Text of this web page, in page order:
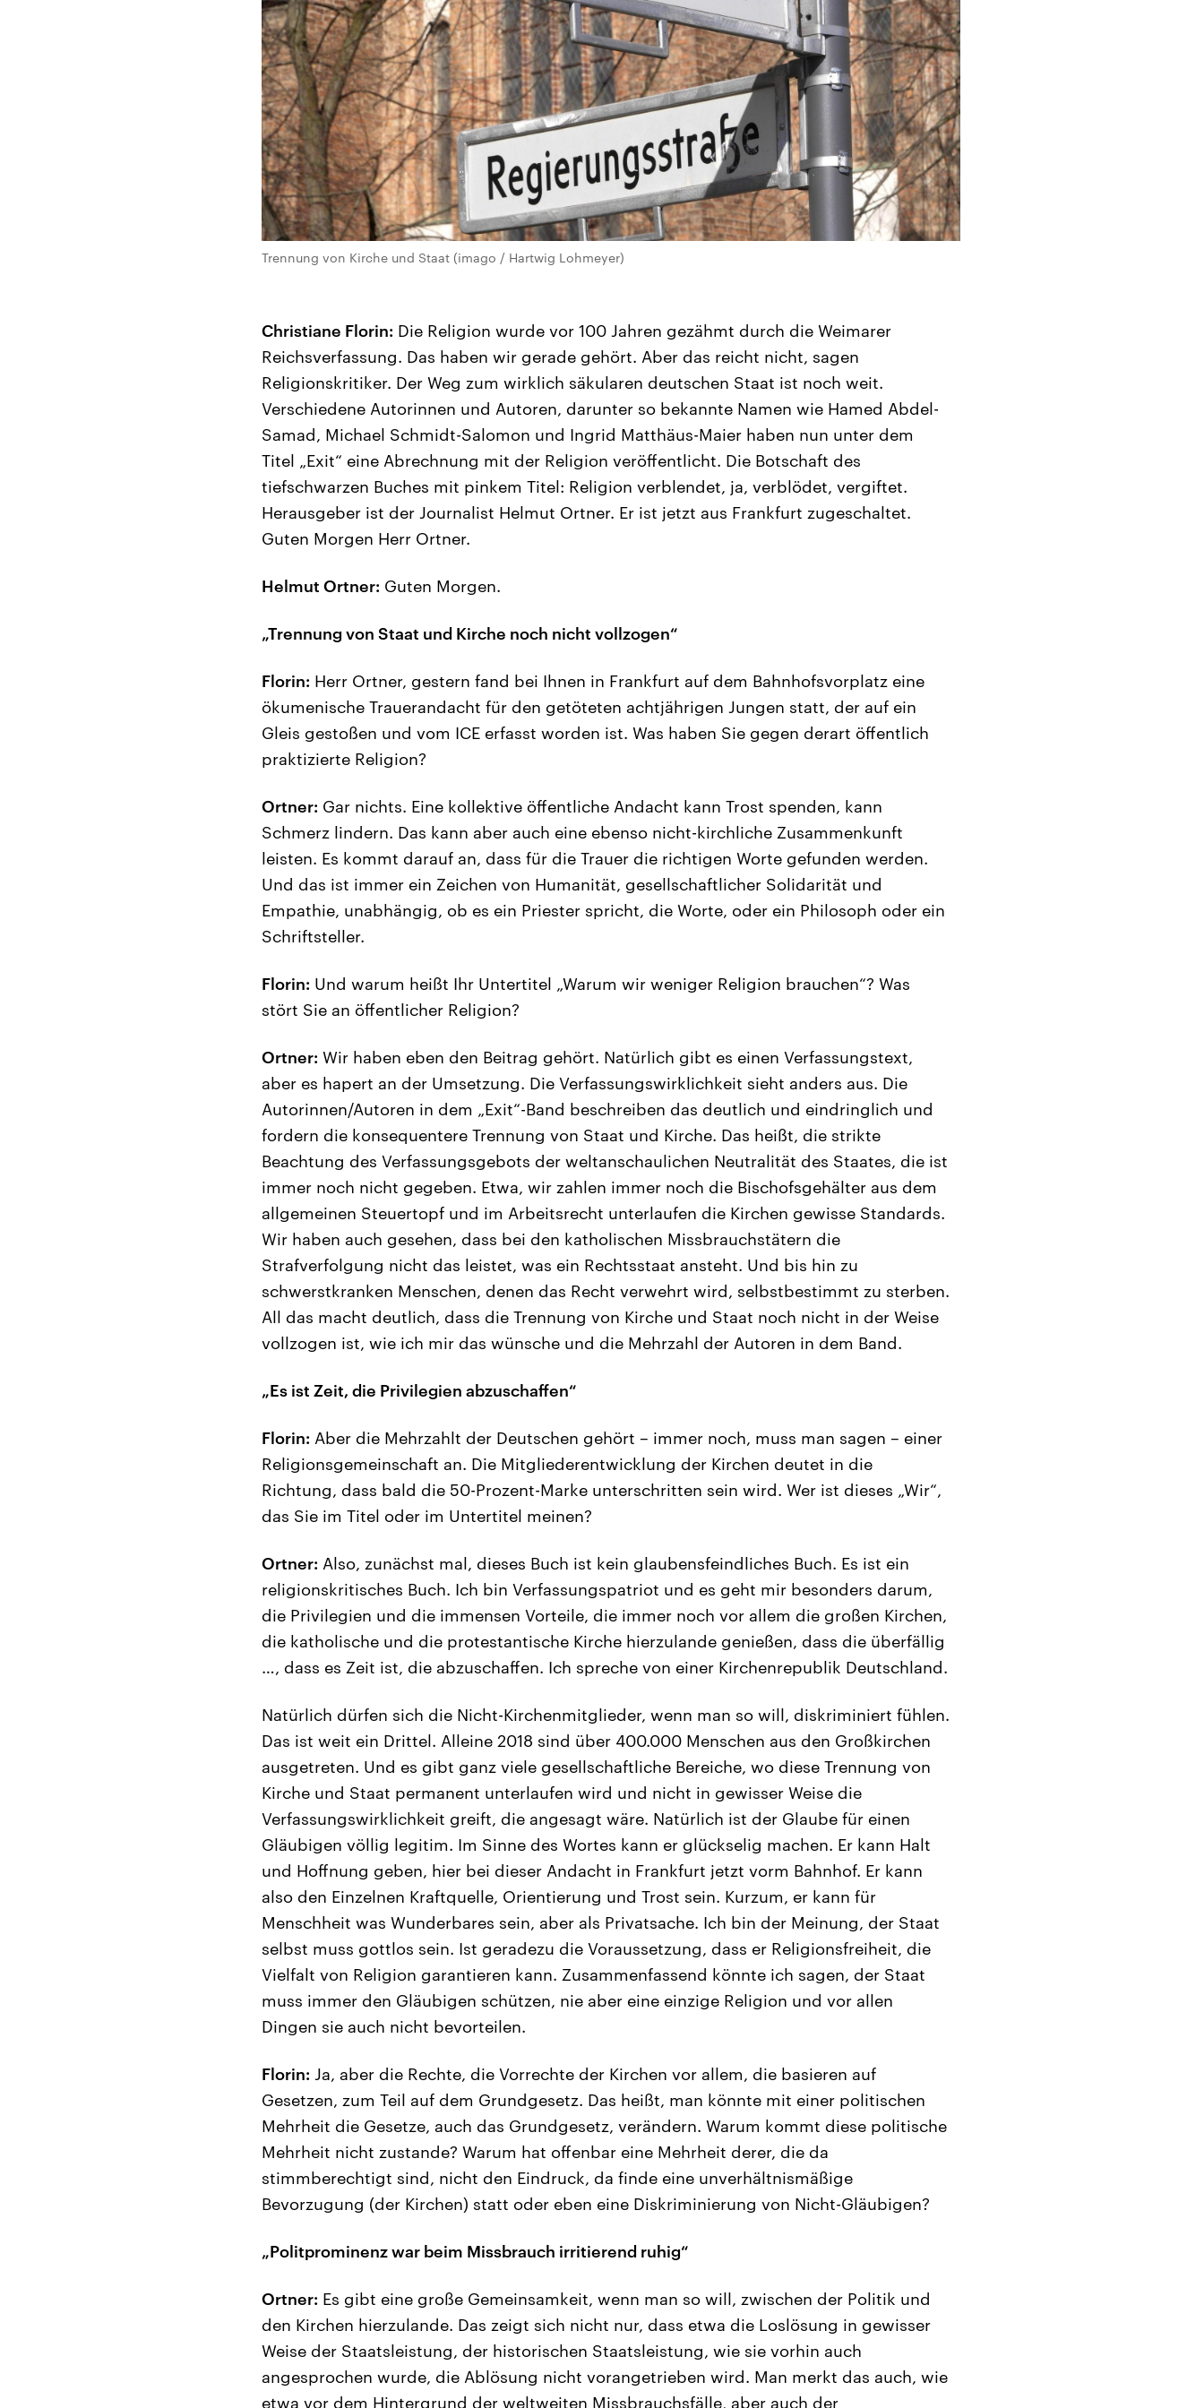
Trennung von Kirche und Staat (imago / Hartwig Lohmeyer)
Christiane Florin: Die Religion wurde vor 100 Jahren gezähmt durch die Weimarer
Reichsverfassung. Das haben wir gerade gehört. Aber das reicht nicht, sagen
Religionskritiker. Der Weg zum wirklich säkularen deutschen Staat ist noch weit.
Verschiedene Autorinnen und Autoren, darunter so bekannte Namen wie Hamed Abdel-
Samad, Michael Schmidt-Salomon und Ingrid Matthäus-Maier haben nun unter dem
Titel „Exit“ eine Abrechnung mit der Religion veröffentlicht. Die Botschaft des
tiefschwarzen Buches mit pinkem Titel: Religion verblendet, ja, verblödet, vergiftet.
Herausgeber ist der Journalist Helmut Ortner. Er ist jetzt aus Frankfurt zugeschaltet.
Guten Morgen Herr Ortner.
Helmut Ortner: Guten Morgen.
„Trennung von Staat und Kirche noch nicht vollzogen“
Florin: Herr Ortner, gestern fand bei Ihnen in Frankfurt auf dem Bahnhofsvorplatz eine
ökumenische Trauerandacht für den getöteten achtjährigen Jungen statt, der auf ein
Gleis gestoßen und vom ICE erfasst worden ist. Was haben Sie gegen derart öffentlich
praktizierte Religion?
Ortner: Gar nichts. Eine kollektive öffentliche Andacht kann Trost spenden, kann
Schmerz lindern. Das kann aber auch eine ebenso nicht-kirchliche Zusammenkunft
leisten. Es kommt darauf an, dass für die Trauer die richtigen Worte gefunden werden.
Und das ist immer ein Zeichen von Humanität, gesellschaftlicher Solidarität und
Empathie, unabhängig, ob es ein Priester spricht, die Worte, oder ein Philosoph oder ein
Schriftsteller.
Florin: Und warum heißt Ihr Untertitel „Warum wir weniger Religion brauchen“? Was
stört Sie an öffentlicher Religion?
Ortner: Wir haben eben den Beitrag gehört. Natürlich gibt es einen Verfassungstext,
aber es hapert an der Umsetzung. Die Verfassungswirklichkeit sieht anders aus. Die
Autorinnen/Autoren in dem „Exit“-Band beschreiben das deutlich und eindringlich und
fordern die konsequentere Trennung von Staat und Kirche. Das heißt, die strikte
Beachtung des Verfassungsgebots der weltanschaulichen Neutralität des Staates, die ist
immer noch nicht gegeben. Etwa, wir zahlen immer noch die Bischofsgehälter aus dem
allgemeinen Steuertopf und im Arbeitsrecht unterlaufen die Kirchen gewisse Standards.
Wir haben auch gesehen, dass bei den katholischen Missbrauchstätern die
Strafverfolgung nicht das leistet, was ein Rechtsstaat ansteht. Und bis hin zu
schwerstkranken Menschen, denen das Recht verwehrt wird, selbstbestimmt zu sterben.
All das macht deutlich, dass die Trennung von Kirche und Staat noch nicht in der Weise
vollzogen ist, wie ich mir das wünsche und die Mehrzahl der Autoren in dem Band.
„Es ist Zeit, die Privilegien abzuschaffen“
Florin: Aber die Mehrzahlt der Deutschen gehört – immer noch, muss man sagen – einer
Religionsgemeinschaft an. Die Mitgliederentwicklung der Kirchen deutet in die
Richtung, dass bald die 50-Prozent-Marke unterschritten sein wird. Wer ist dieses „Wir“,
das Sie im Titel oder im Untertitel meinen?
Ortner: Also, zunächst mal, dieses Buch ist kein glaubensfeindliches Buch. Es ist ein
religionskritisches Buch. Ich bin Verfassungspatriot und es geht mir besonders darum,
die Privilegien und die immensen Vorteile, die immer noch vor allem die großen Kirchen,
die katholische und die protestantische Kirche hierzulande genießen, dass die überfällig
…, dass es Zeit ist, die abzuschaffen. Ich spreche von einer Kirchenrepublik Deutschland.
Natürlich dürfen sich die Nicht-Kirchenmitglieder, wenn man so will, diskriminiert fühlen.
Das ist weit ein Drittel. Alleine 2018 sind über 400.000 Menschen aus den Großkirchen
ausgetreten. Und es gibt ganz viele gesellschaftliche Bereiche, wo diese Trennung von
Kirche und Staat permanent unterlaufen wird und nicht in gewisser Weise die
Verfassungswirklichkeit greift, die angesagt wäre. Natürlich ist der Glaube für einen
Gläubigen völlig legitim. Im Sinne des Wortes kann er glückselig machen. Er kann Halt
und Hoffnung geben, hier bei dieser Andacht in Frankfurt jetzt vorm Bahnhof. Er kann
also den Einzelnen Kraftquelle, Orientierung und Trost sein. Kurzum, er kann für
Menschheit was Wunderbares sein, aber als Privatsache. Ich bin der Meinung, der Staat
selbst muss gottlos sein. Ist geradezu die Voraussetzung, dass er Religionsfreiheit, die
Vielfalt von Religion garantieren kann. Zusammenfassend könnte ich sagen, der Staat
muss immer den Gläubigen schützen, nie aber eine einzige Religion und vor allen
Dingen sie auch nicht bevorteilen.
Florin: Ja, aber die Rechte, die Vorrechte der Kirchen vor allem, die basieren auf
Gesetzen, zum Teil auf dem Grundgesetz. Das heißt, man könnte mit einer politischen
Mehrheit die Gesetze, auch das Grundgesetz, verändern. Warum kommt diese politische
Mehrheit nicht zustande? Warum hat offenbar eine Mehrheit derer, die da
stimmberechtigt sind, nicht den Eindruck, da finde eine unverhältnismäßige
Bevorzugung (der Kirchen) statt oder eben eine Diskriminierung von Nicht-Gläubigen?
„Politprominenz war beim Missbrauch irritierend ruhig“
Ortner: Es gibt eine große Gemeinsamkeit, wenn man so will, zwischen der Politik und
den Kirchen hierzulande. Das zeigt sich nicht nur, dass etwa die Loslösung in gewisser
Weise der Staatsleistung, der historischen Staatsleistung, wie sie vorhin auch
angesprochen wurde, die Ablösung nicht vorangetrieben wird. Man merkt das auch, wie
etwa vor dem Hintergrund der weltweiten Missbrauchsfälle, aber auch der